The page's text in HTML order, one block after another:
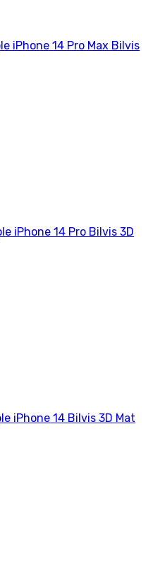
iPhone 14 Pro Max Bilvis
iPhone 14 Pro Bilvis 3D
iPhone 14 Bilvis 3D Mat